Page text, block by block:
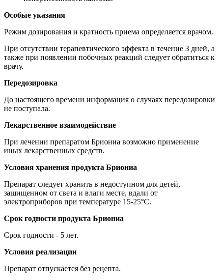
Особые указания
Режим дозирования и кратность приема определяется врачом.
При отсутствии терапевтического эффекта в течение 3 дней, а
также при появлении побочных реакций следует обратиться к
врачу.
Передозировка
До настоящего времени информация о случаях передозировки
не поступала.
Лекарственное взаимодействие
При лечении препаратом Бриониа возможно применение
иных лекарственных средств.
Условия хранения продукта Бриониа
Препарат следует хранить в недоступном для детей,
защищенном от света и влаги месте, вдали от
электроприборов при температуре 15-25°C.
Срок годности продукта Бриониа
Срок годности - 5 лет.
Условия реализации
Препарат отпускается без рецепта.